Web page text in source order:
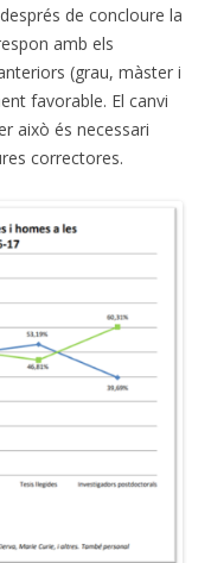
de concloure la
amb els
(grau, màster i
favorable. El canvi
això és necessari
correctores.